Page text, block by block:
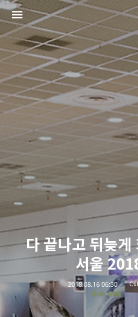
다 끝나고 뒤늦
서울
2018.08.16 06:30